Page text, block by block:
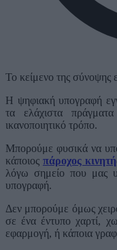
Το κείμενο της σύνοψης
Η ψηφιακή υπογραφή
τα ελάχιστα
ικανοποιητικό τρόπο.
Μπορούμε φυσικά να
κάποιος πάροχος
λόγω σημείο που μας
υπογραφή.
Δεν μπορούμε όμως
σε ένα έντυπο χαρτί,
εφαρμογή, ή κάποια